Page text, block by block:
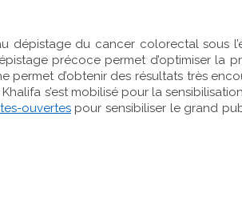
dépistage du cancer colorectal sous
précoce permet d’optimiser la
d’obtenir des résultats très
s’est mobilisé pour la
ouvertespour sensibiliser le grand